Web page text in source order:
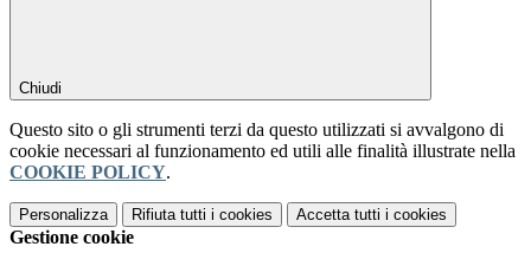
Chiudi
Questo sito o gli strumenti terzi da questo utilizzati si avvalgono di
cookie necessari al funzionamento ed utili alle finalità illustrate nella
COOKIE POLICY.
Personalizza Rifiuta tutti i cookies Accetta tutti i cookies
Gestione cookie